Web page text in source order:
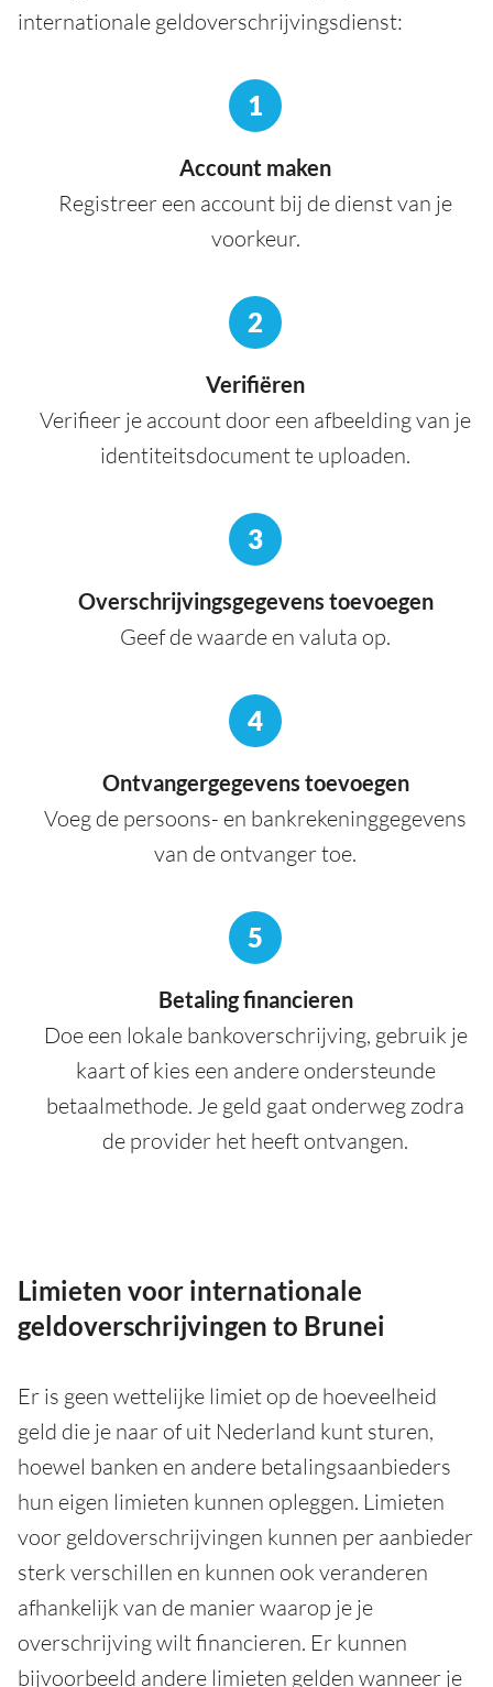
internationale geldoverschrijvingsdienst:
1
Account maken
Registreer een account bij de dienst van je
voorkeur.
2
Verifiëren
Verifieer je account door een afbeelding van je
identiteitsdocument te uploaden.
3
Overschrijvingsgegevens toevoegen
Geef de waarde en valuta op.
4
Ontvangergegevens toevoegen
Voeg de persoons- en bankrekeninggegevens
van de ontvanger toe.
5
Betaling financieren
Doe een lokale bankoverschrijving, gebruik je
kaart of kies een andere ondersteunde
betaalmethode. Je geld gaat onderweg zodra
de provider het heeft ontvangen.
Limieten voor internationale
geldoverschrijvingen to Brunei
Er is geen wettelijke limiet op de hoeveelheid
geld die je naar of uit Nederland kunt sturen,
hoewel banken en andere betalingsaanbieders
hun eigen limieten kunnen opleggen. Limieten
voor geldoverschrijvingen kunnen per aanbieder
sterk verschillen en kunnen ook veranderen
afhankelijk van de manier waarop je je
overschrijving wilt financieren. Er kunnen
bijvoorbeeld andere limieten gelden wanneer je